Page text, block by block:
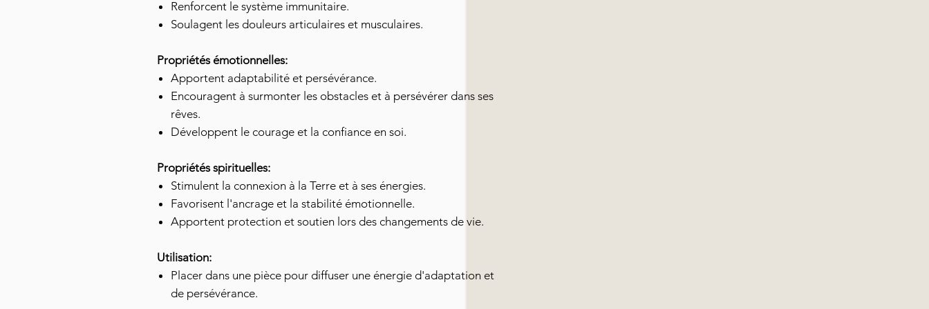
Renforcent le système immunitaire.
Soulagent les douleurs articulaires et musculaires.
Propriétés émotionnelles:
Apportent adaptabilité et persévérance.
Encouragent à surmonter les obstacles et à persévérer dans ses
rêves.
Développent le courage et la confiance en soi.
Propriétés spirituelles:
Stimulent la connexion à la Terre et à ses énergies.
Favorisent l'ancrage et la stabilité émotionnelle.
Apportent protection et soutien lors des changements de vie.
Utilisation:
Placer dans une pièce pour diffuser une énergie d'adaptation et
de persévérance.